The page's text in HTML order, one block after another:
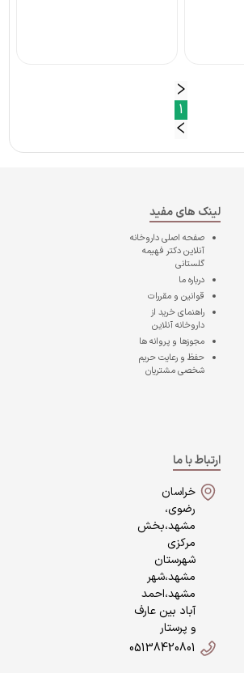
1
لینک های مفید
صفحه اصلیداروخانه
آنلاین دکتر فهیمه
گلستانی
درباره ما
قوانین و مقررات
راهنمای خرید از
داروخانه آنلاین
مجوزها و پروانه ها
حفظ و رعایت حریم
شخصی مشتریان
ارتباط با ما
خراسان
رضوی،
مشهد،بخش
مرکزی
شهرستان
مشهد،شهر
مشهد،احمد
آباد بین عارف
و پرستار
05138420801